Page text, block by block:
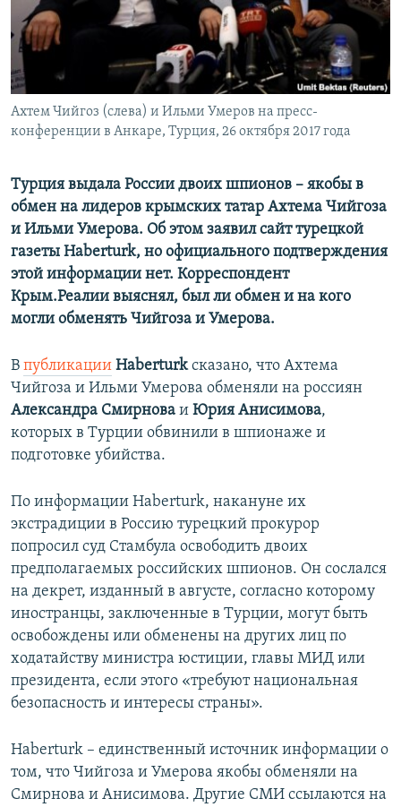
ПОБЕДИТЕЛЕЙ НЕ СУДЯТ?
КРЫМ.НЕПОКОРЕННЫЙ
ELIFBE
УКРАИНСКАЯ ПРОБЛЕМА КРЫМА
ПРИСОЕДИНЯЙТЕСЬ!
Все сайты RFE/RL
Ахтем Чийгоз (слева) и Ильми Умеров на пресс-
конференции в Анкаре, Турция, 26 октября 2017 года
Турция выдала России двоих шпионов – якобы в
обмен на лидеров крымских татар Ахтема Чийгоза
и Ильми Умерова. Об этом заявил сайт турецкой
газеты Haberturk, но официального подтверждения
этой информации нет. Корреспондент
Крым.Реалии выяснял, был ли обмен и на кого
могли обменять Чийгоза и Умерова.
В публикации Haberturkсказано, что Ахтема
Чийгоза и Ильми Умерова обменяли на россиян
Александра Смирнова и Юрия Анисимова,
которых в Турции обвинили в шпионаже и
подготовке убийства.
По информации Haberturk, накануне их
экстрадиции в Россию турецкий прокурор
попросил суд Стамбула освободить двоих
предполагаемых российских шпионов. Он сослался
на декрет, изданный в августе, согласно которому
иностранцы, заключенные в Турции, могут быть
освобождены или обменены на других лиц по
ходатайству министра юстиции, главы МИД или
президента, если этого «требуют национальная
безопасность и интересы страны».
Haberturk – единственный источник информации о
том, что Чийгоза и Умерова якобы обменяли на
Смирнова и Анисимова. Другие СМИ ссылаются на